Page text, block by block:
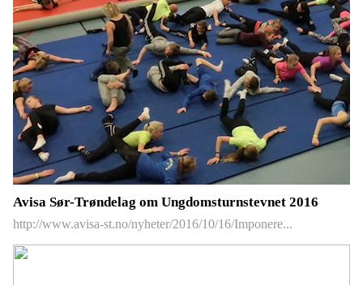
Avisa Sør-Trøndelag om Ungdomsturnstevnet 2016
http://www.avisa-st.no/nyheter/2016/10/16/Imponere...